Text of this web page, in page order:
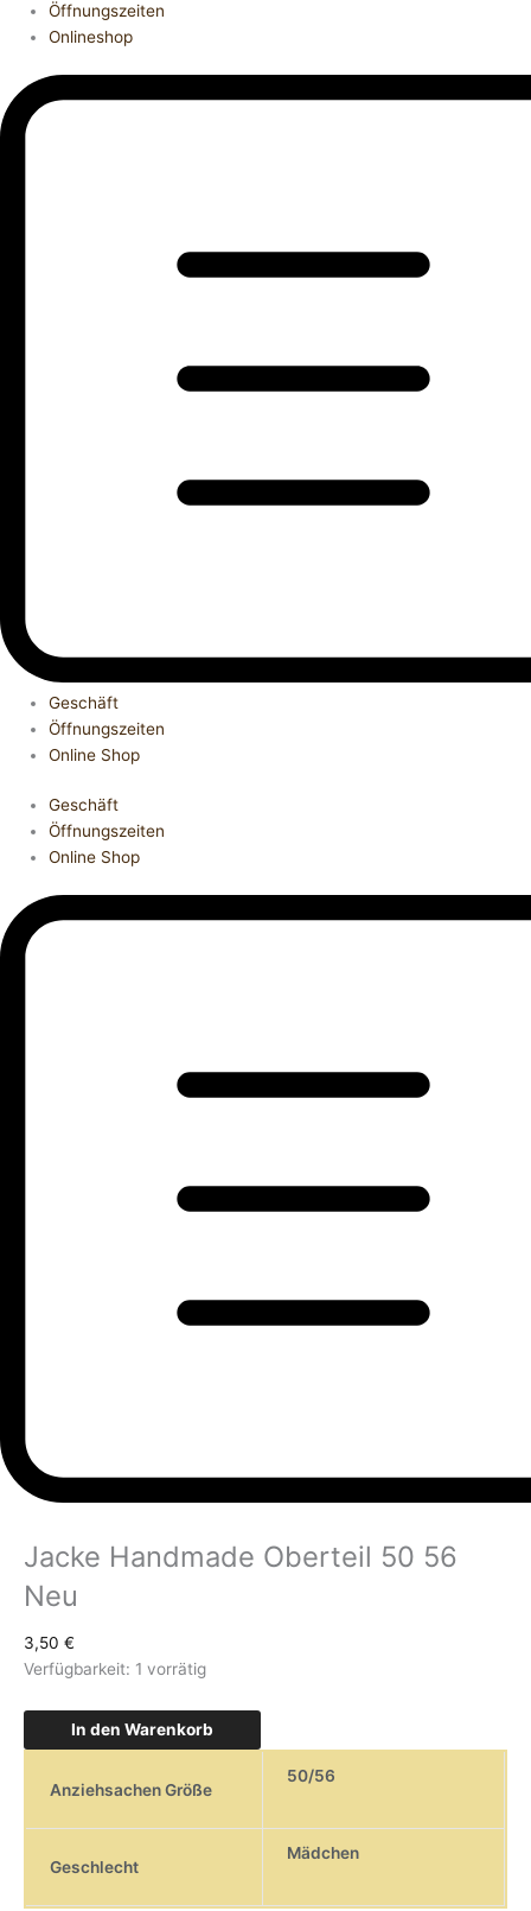
Öffnungszeiten
Onlineshop
Geschäft
Öffnungszeiten
Online Shop
Geschäft
Öffnungszeiten
Online Shop
Jacke Handmade Oberteil 50 56
Neu
3,50 €
Verfügbarkeit: 1 vorrätig
In den Warenkorb
Anziehsachen Größe
50/56
Geschlecht
Mädchen